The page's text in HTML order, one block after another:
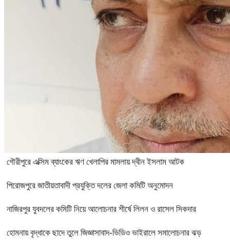
গৌরীপুরে এক্সিম ব্যাংকের ঋণ খেলাপির মামলায় দ্বীন ইসলাম আটক
পিরোজপুরে জাতীয়তাবাদী প্রযুক্তি দলের জেলা কমিটি অনুমোদন
নাজিরপুর যুবদলের কমিটি নিয়ে আলোচনার শীর্ষে লিলন ও রাসেল সিকদার
হোমনায় বৃদ্ধাকে ছাদে তুলে জিজ্ঞাসাবাদ-ভিডিও ভাইরালে সমালোচনার ঝড়